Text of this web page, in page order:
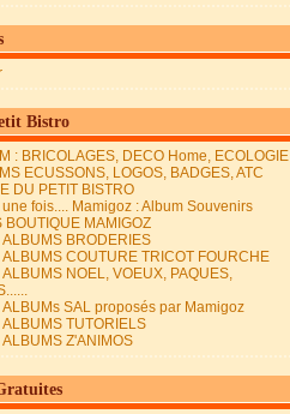
Bistro
: BRICOLAGES, DECO Home, ECOLOGIE
ECUSSONS, LOGOS, BADGES, ATC
DU PETIT BISTRO
fois.... Mamigoz : Album Souvenirs
BOUTIQUE MAMIGOZ
ALBUMS BRODERIES
ALBUMS COUTURE TRICOT FOURCHE
ALBUMS NOEL, VOEUX, PAQUES,
ALBUMs SAL proposés par Mamigoz
ALBUMS TUTORIELS
ALBUMS Z'ANIMOS